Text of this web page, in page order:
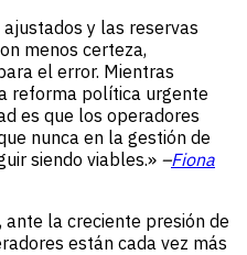
y las reservas
menos certeza,
el error. Mientras
reforma política urgente
es que los operadores
nunca en la gestión de
siendo viables.» –Fiona
ante la creciente presión de
están cada vez más